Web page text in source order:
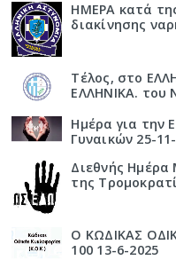
ΗΜΕΡΑ κατά
διακίνησης
Τέλος, στο
ΕΛΛΗΝΙΚΑ.
Ημέρα για την
Γυναικών 25-
Διεθνής
της
Ο ΚΩΔΙΚΑΣ
100 13-6-2025